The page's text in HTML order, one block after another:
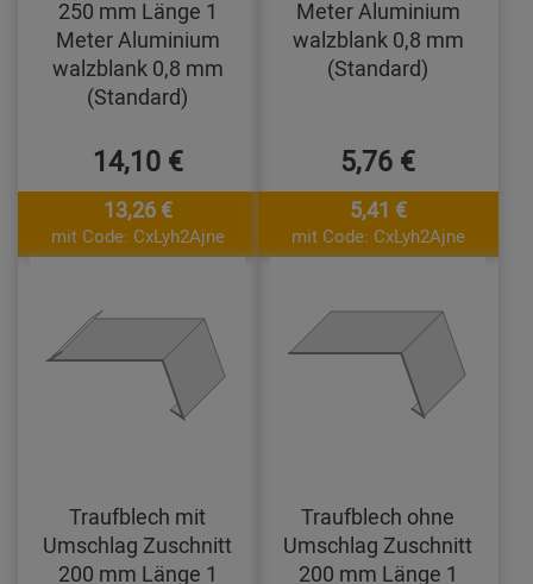
250 mm Länge 1
Meter Aluminium
walzblank 0,8 mm
(Standard)
14,10 €
13,26 €
mit Code: CxLyh2Ajne
Meter Aluminium
walzblank 0,8 mm
(Standard)
5,76 €
5,41 €
mit Code: CxLyh2Ajne
Traufblech mit
Umschlag Zuschnitt
200 mm Länge 1
Traufblech ohne
Umschlag Zuschnitt
200 mm Länge 1